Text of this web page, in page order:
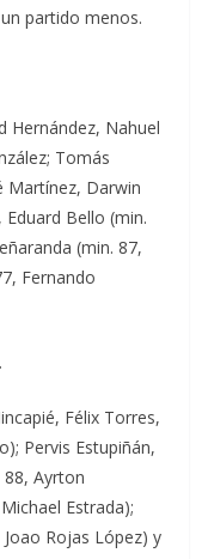
partido menos.
Hernández, Nahuel
Tomás
Martínez, Darwin
Bello (min.
(min. 87,
Fernando
Félix Torres,
Pervis Estupiñán,
88, Ayrton
Estrada);
Rojas López) y